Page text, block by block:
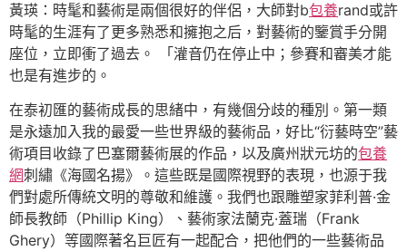
黃瑛：時髦和藝術是兩個很好的伴侶，大師對b包養rand或許
時髦的生涯有了更多熟悉和擁抱之后，對藝術的鑒賞手分開
座位，立即衝了過去。 「灌音仍在停止中；參賽和審美才能
也是有進步的。
在泰初匯的藝術成長的思緒中，有幾個分歧的種別。第一類
是永遠加入我的最愛一些世界級的藝術品，好比“衍藝時空”藝
術項目收錄了巴塞爾藝術展的作品，以及廣州狀元坊的包養
網刺繡《海國名揚》。這些既是國際視野的表現，也源于我
們對處所傳統文明的尊敬和維護。我們也跟雕塑家菲利普·金
師長教師（Phillip King）、藝術家法蘭克·蓋瑞（Frank
Ghery）等國際著名巨匠有一起配合，把他們的一些藝術品